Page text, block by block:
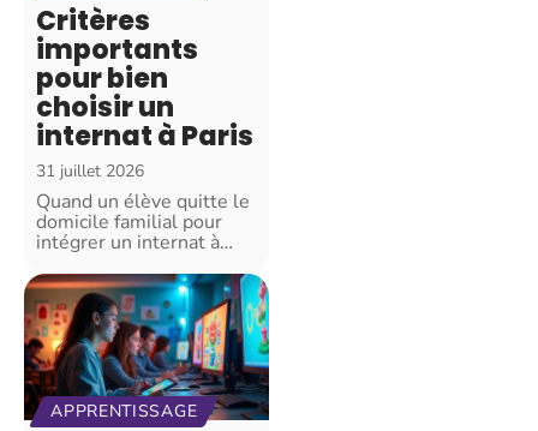
Critères
importants
pour bien
choisir un
internat à Paris
31 juillet 2026
Quand un élève quitte le
domicile familial pour
intégrer un internat à…
APPRENTISSAGE